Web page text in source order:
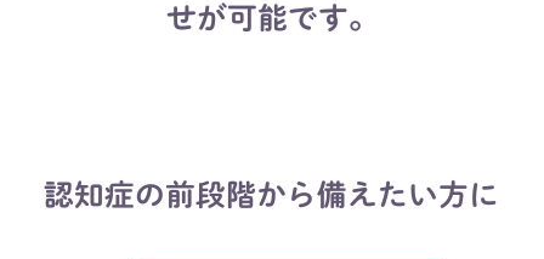
せが可能です。​
認知症の前段階から備えたい方に